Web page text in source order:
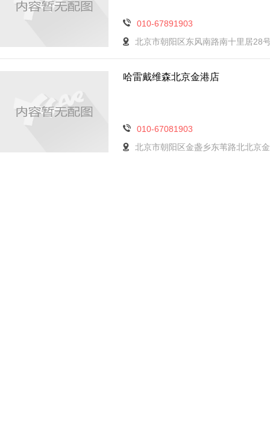
010-67891903
北京市朝阳区东风南路南十里居28
哈雷戴维森北京金港店
010-67081903
北京市朝阳区金盏乡东苇路北北京